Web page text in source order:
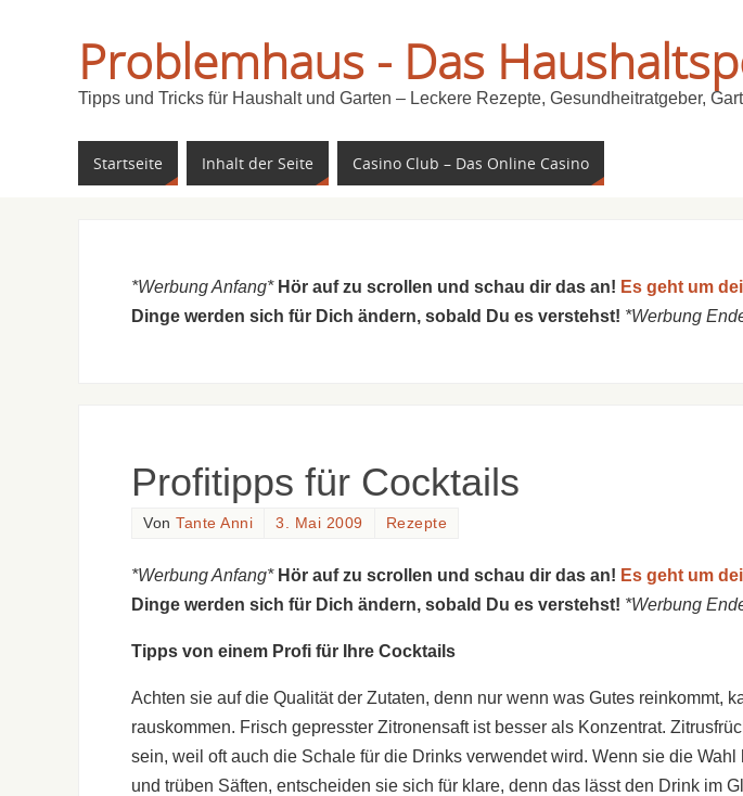
Problemhaus - Das
Tipps und Tricks für Haushalt und Garten – Leckere Rezepte, Gesundheitratgeber,
Startseite Inhalt der Seite Casino Club – Das Online Casino
*Werbung Anfang* Hör auf zu scrollen und schau dir das an! Es geht um
Dinge werden sich für Dich ändern, sobald Du es verstehst! *Werbung
Profitipps für Cocktails
Von Tante Anni 3. Mai 2009 Rezepte
*Werbung Anfang* Hör auf zu scrollen und schau dir das an! Es geht um
Dinge werden sich für Dich ändern, sobald Du es verstehst! *Werbung
Tipps von einem Profi für Ihre Cocktails
Achten sie auf die Qualität der Zutaten, denn nur wenn was Gutes reinkommt,
rauskommen. Frisch gepresster Zitronensaft ist besser als Konzentrat.
sein, weil oft auch die Schale für die Drinks verwendet wird. Wenn sie die
und trüben Säften, entscheiden sie sich für klare, denn das lässt den Drink im